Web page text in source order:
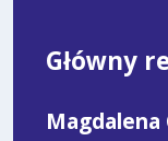
Główny
Magdalena